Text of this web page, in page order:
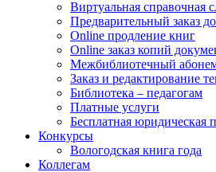
Виртуальная справочная
Предварительный заказ
Online продление книг
Online заказ копий
Межбиблиотечный
Заказ и редактирование
Библиотека – педагогам
Платные услуги
Бесплатная юридическая
Конкурсы
Вологодская книга года
Коллегам